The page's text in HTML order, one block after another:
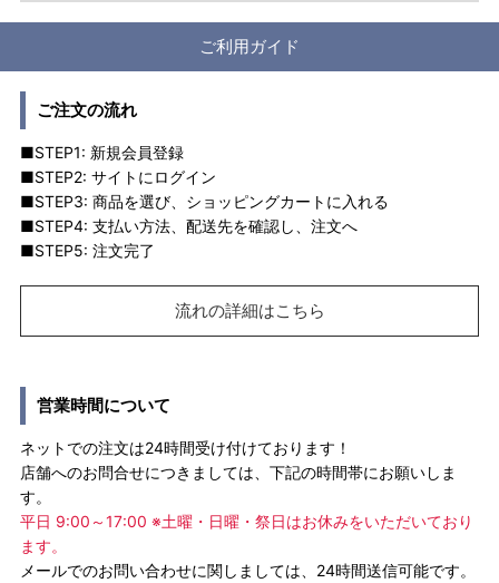
ご利用ガイド
ご注文の流れ
■STEP1: 新規会員登録
■STEP2: サイトにログイン
■STEP3: 商品を選び、ショッピングカートに入れる
■STEP4: 支払い方法、配送先を確認し、注文へ
■STEP5: 注文完了
流れの詳細はこちら
営業時間について
ネットでの注文は24時間受け付けております！
店舗へのお問合せにつきましては、下記の時間帯にお願いしま
す。
平日 9:00～17:00 ※土曜・日曜・祭日はお休みをいただいており
ます。
メールでのお問い合わせに関しましては、24時間送信可能です。